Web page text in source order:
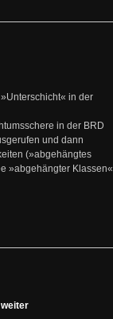
in der
in der BRD
und dann
(»abgehängtes
»abgehängter Klassen«
weiter